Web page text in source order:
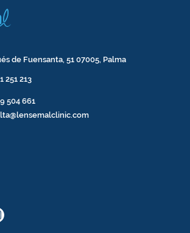
de Fuensanta, 51 07005, Palma
251 213
504 661